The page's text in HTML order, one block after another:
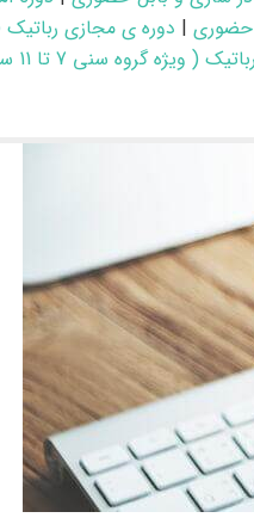
حضوری | دوره ی مجازی رباتیک
( ویژه گروه سنی 7 تا 11 سال )